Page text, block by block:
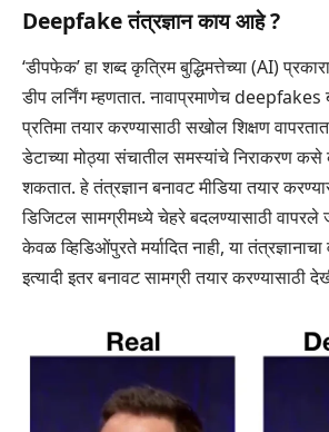
Deepfakeतंत्रज्ञान काय आहे ?
‘डीपफेक’ हा शब्द कृत्रिम बुद्धिमत्तेच्या (AI)
डीप लर्निंग म्हणतात. नावाप्रमाणेच deepfakes
प्रतिमा तयार करण्यासाठी सखोल शिक्षण
डेटाच्या मोठ्या संचातील समस्यांचे निराकरण
शकतात. हे तंत्रज्ञान बनावट मीडिया तयार
डिजिटल सामग्रीमध्ये चेहरे बदलण्यासाठी
केवळ व्हिडिओंपुरते मर्यादित नाही, या
इत्यादी इतर बनावट सामग्री तयार